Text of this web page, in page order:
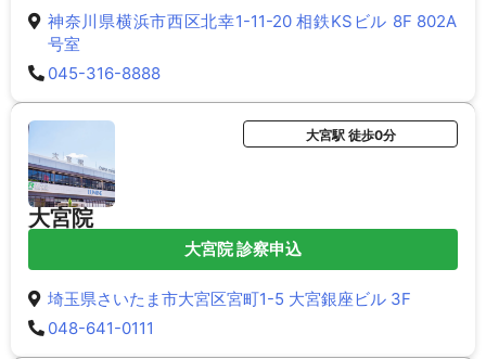
神奈川県横浜市西区北幸1-11-20 相鉄KSビル 8F 802A
号室
045-316-8888
大宮院
大宮駅 徒歩0分
大宮院 診察申込
埼玉県さいたま市大宮区宮町1-5 大宮銀座ビル 3F
048-641-0111